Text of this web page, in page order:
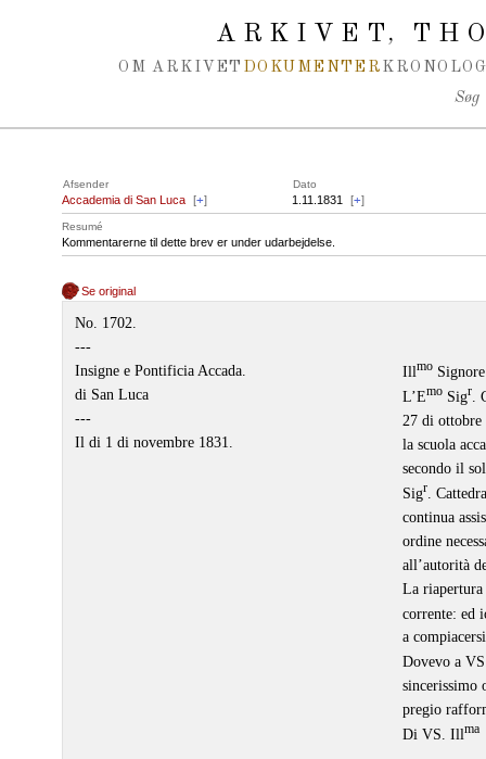
ARKIVET,
OM ARKIVET DOKUMENTER
Søg
Afsender Dato
Accademia di San Luca [+] 1.11.1831 [+]
Resumé
Kommentarerne til dette brev er under udarbejdelse.
Se original
No. 1702.
---
Insigne e Pontificia Accada.
di San Luca
---
Il di 1 di novembre 1831.
Illmo Signore
L’Emo Sigr
27 di
la scuola
secondo il
Sigr .
continua
ordine
all’autorità
La riapertura
corrente: ed
a
Dovevo a
sincerissimo
pregio
Di VS. Illma